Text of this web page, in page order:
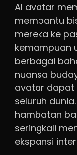
AI avatar
membantu
mereka ke
kemampuan
berbagai
nuansa
avatar dapat
seluruh
hambatan
seringkali
ekspansi